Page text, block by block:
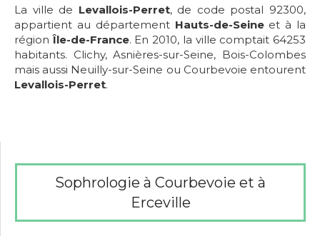
La ville de Levallois-Perret, de code postal 92300,
appartient au département Hauts-de-Seineet à la
régionÎle-de-France. En 2010, la ville comptait 64253
habitants. Clichy, Asnières-sur-Seine, Bois-Colombes
mais aussi Neuilly-sur-Seine ou Courbevoie entourent
Levallois-Perret.
Sophrologie à Courbevoie et à
Erceville